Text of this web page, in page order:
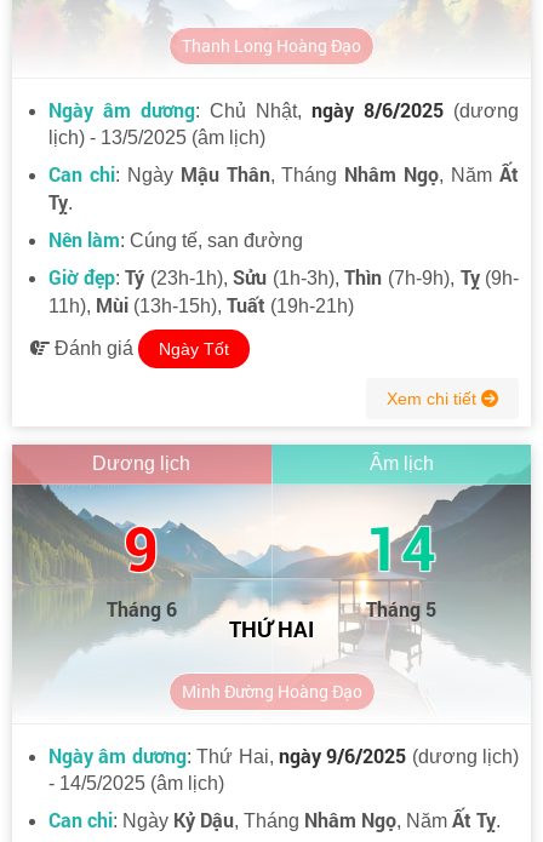
Thanh Long Hoàng Đạo
Ngày âm dương: Chủ Nhật, ngày 8/6/2025 (dương
lịch) - 13/5/2025 (âm lịch)
Can chi: Ngày Mậu Thân, Tháng Nhâm Ngọ, NămẤt
Tỵ.
Nên làm: Cúng tế, san đường
Giờ đẹp:Tý (23h-1h),Sửu (1h-3h),Thìn (7h-9h), Tỵ(9h-
11h), Mùi (13h-15h), Tuất (19h-21h)
Đánh giá Ngày Tốt
Xem chi tiết
Dương lịch
9
Tháng 6
Âm lịch
14
Tháng 5
THỨ HAI
Minh Đường Hoàng Đạo
Ngày âm dương: Thứ Hai, ngày 9/6/2025 (dương lịch)
- 14/5/2025 (âm lịch)
Can chi: Ngày Kỷ Dậu, Tháng Nhâm Ngọ, Năm Ất Tỵ.